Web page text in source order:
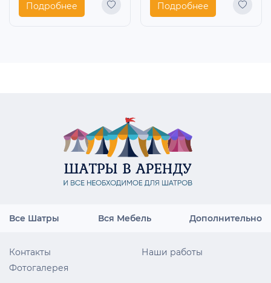
Подробнее Подробнее
Все Шатры Вся Мебель Дополнительно
Контакты
Наши работы
Фотогалерея